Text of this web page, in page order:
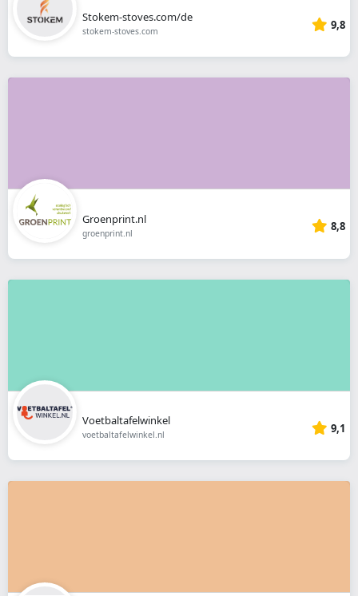
Stokem-stoves.com/de
stokem-stoves.com 9,8
Groenprint.nl
groenprint.nl 8,8
Voetbaltafelwinkel
voetbaltafelwinkel.nl 9,1